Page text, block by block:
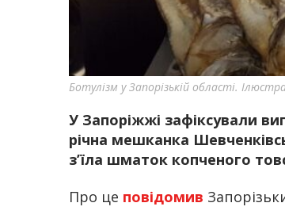
Ботулізм у Запорізькій області.
У Запоріжжі зафіксували
річна мешканка
з’їла шматок копченого
Про це повідомив